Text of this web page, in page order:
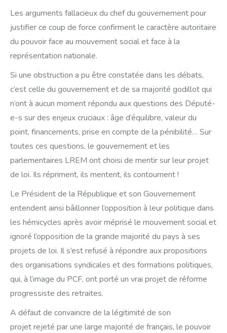
Les arguments fallacieux du chef du gouvernement pour
justifier ce coup de force confirment le caractère autoritaire
du pouvoir face au mouvement social et face à la
représentation nationale.
Si une obstruction a pu être constatée dans les débats,
c’est celle du gouvernement et de sa majorité godillot qui
n’ont à aucun moment répondu aux questions des Député-
e-s sur des enjeux cruciaux : âge d’équilibre, valeur du
point, financements, prise en compte de la pénibilité… Sur
toutes ces questions, le gouvernement et les
parlementaires LREM ont choisi de mentir sur leur projet
de loi. Ils répriment, ils mentent, ils contournent !
Le Président de la République et son Gouvernement
entendent ainsi bâillonner l’opposition à leur politique dans
les hémicycles après avoir méprisé le mouvement social et
ignoré l’opposition de la grande majorité du pays à ses
projets de loi. Il s’est refusé à répondre aux propositions
des organisations syndicales et des formations politiques,
qui, à l’image du PCF, ont porté un vrai projet de réforme
progressiste des retraites.
A défaut de convaincre de la légitimité de son
projet rejeté par une large majorité de français, le pouvoir